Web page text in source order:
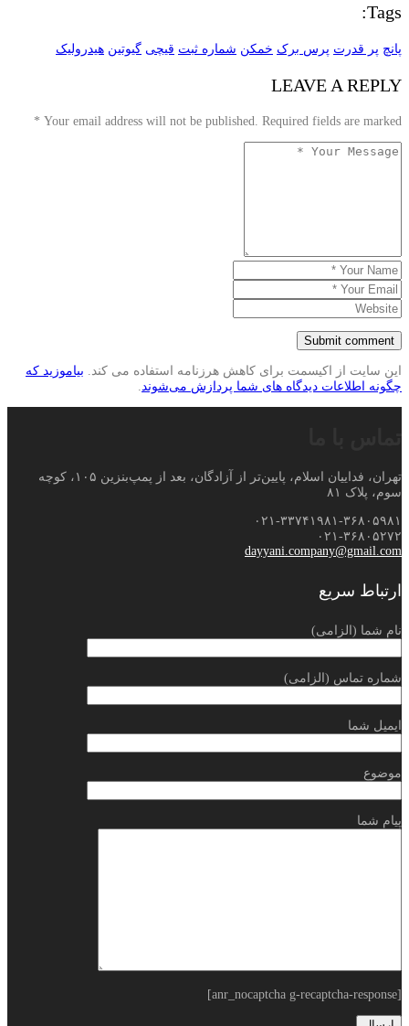
Tags:
پانچ پر قدرت پرس برک خمکن شماره ثبت قیچی گیوتین هیدرولیک
LEAVE A REPLY
Your email address will not be published. Required fields are marked
*
این سایت از اکیسمت برای کاهش هرزنامه استفاده می کند. بیاموزید که
چگونه اطلاعات دیدگاه های شما پردازش می‌شوند
تهران، فداییان اسلام، پایین‌تر از آزادگان، بعد از پمپ‌بنزین ۱۰۵، کوچه
سوم، پلاک ۸۱
۰۲۱-۳۳۷۴۱۹۸۱-۳۶۸۰۵۹۸۱
۰۲۱-۳۶۸۰۵۲۷۲
dayyani.company@gmail.com
ارتباط سریع
نام شما (الزامی)
شماره تماس (الزامی)
ایمیل شما
موضوع
پیام شما
[anr_nocaptcha g-recaptcha-response]